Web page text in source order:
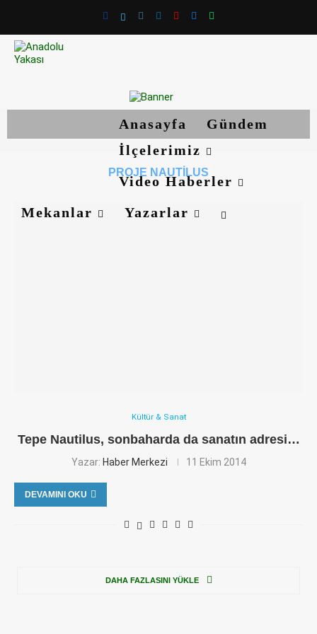
Anasayfa
Gündem
İlçelerimiz
Video Haberler
Mekanlar
Yazarlar
PROJE NAUTILUS
Kültür & Sanat
Tepe Nautilus, sonbaharda da sanatın adresi…
Yazar: Haber Merkezi 11 Ekim 2014
DEVAMINI OKU
DAHA FAZLASINI YÜKLE